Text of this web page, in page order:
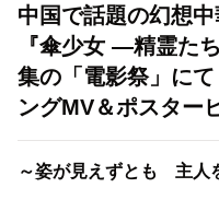
中国で話題の幻想
『傘少女 ―精霊た
集の「電影祭」に
ングMV＆ポスター
～姿が見えずとも 主人